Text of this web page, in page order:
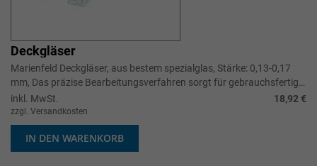
Deckgläser
Marienfeld Deckgläser, aus bestem spezialglas, Stärke: 0,13-0,17
mm, Das präzise Bearbeitungsverfahren sorgt für gebrauchsfertige
Deckgläser mit guter Kantenqualität.
inkl. MwSt. 18,92 €
zzgl. Versandkosten
IN DEN WARENKORB